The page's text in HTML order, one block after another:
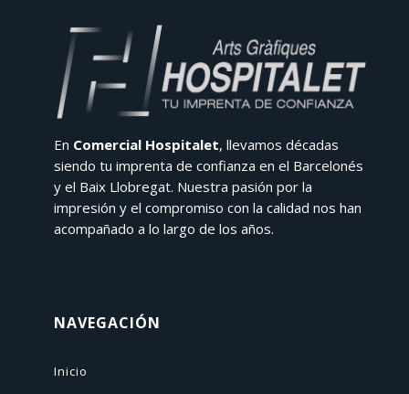
En Comercial Hospitalet, llevamos décadas
siendo tu imprenta de confianza en el Barcelonés
y el Baix Llobregat. Nuestra pasión por la
impresión y el compromiso con la calidad nos han
acompañado a lo largo de los años.
NAVEGACIÓN
Inicio